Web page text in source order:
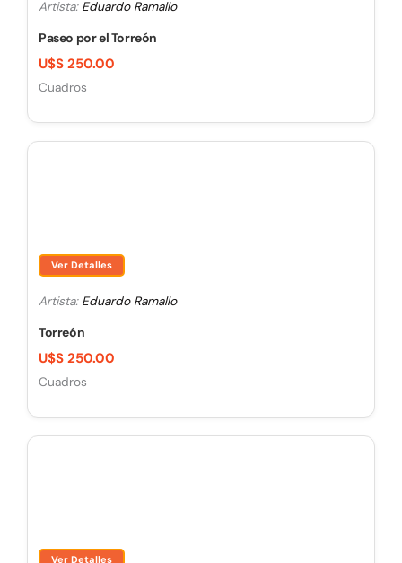
Artista: Eduardo Ramallo
Paseo por el Torreón
U$S 250.00
Cuadros
Ver Detalles
Artista: Eduardo Ramallo
Torreón
U$S 250.00
Cuadros
Ver Detalles